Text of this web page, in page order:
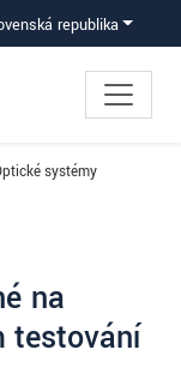
republika
systémy
na
testování